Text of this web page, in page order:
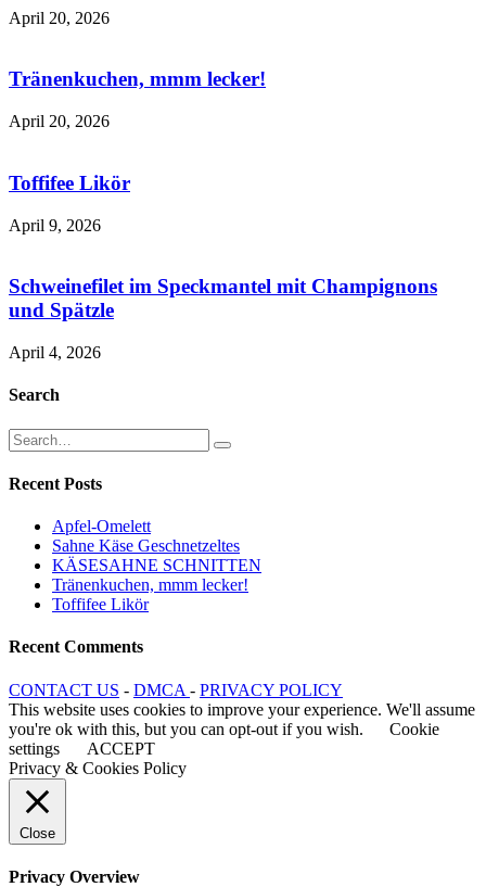
April 20, 2026
Tränenkuchen, mmm lecker!
April 20, 2026
Toffifee Likör
April 9, 2026
Schweinefilet im Speckmantel mit Champignons
und Spätzle
April 4, 2026
Search
Recent Posts
Apfel-Omelett
Sahne Käse Geschnetzeltes
KÄSESAHNE SCHNITTEN
Tränenkuchen, mmm lecker!
Toffifee Likör
Recent Comments
CONTACT US - DMCA - PRIVACY POLICY
This website uses cookies to improve your experience. We'll assume
you're ok with this, but you can opt-out if you wish.
Cookie
settings
ACCEPT
Privacy & Cookies Policy
Close
Privacy Overview